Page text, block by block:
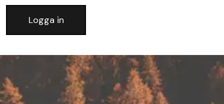
Logga in